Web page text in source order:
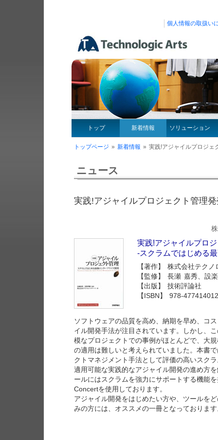
個人情報の取扱い
トップ 新着情報 ソリューション
トップページ » 新着情報 » 実践!アジャイルプロジェ
ニュース
実践!アジャイルプロジェクト管理
実践!アジャイルプロ
-スクラムではじめる
【著作】 株式会社テク
【監修】 長瀬 嘉秀、設
【出版】 技術評論社
【ISBN】 978-
ソフトウェアの品質を高め、納期を早め、コ
イル開発手法が注目されています。しかし、
模なプロジェクトでの事例がほとんどで、大
の適用は難しいと考えられていました。本書
クトマネジメント手法として評価の高いスク
適用可能な実践的なアジャイル開発の進め方
ールにはスクラムを強力にサポートする機能
Concertを使用しております。
アジャイル開発をはじめたい方や、ツールを
みの方には、オススメの一冊となっておりま